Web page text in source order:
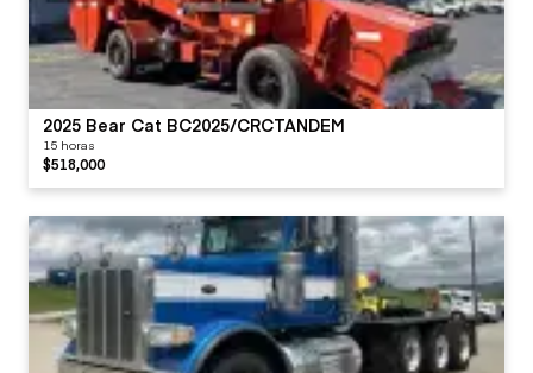
2025 Bear Cat BC2025/CRCTANDEM
15 horas
$518,000